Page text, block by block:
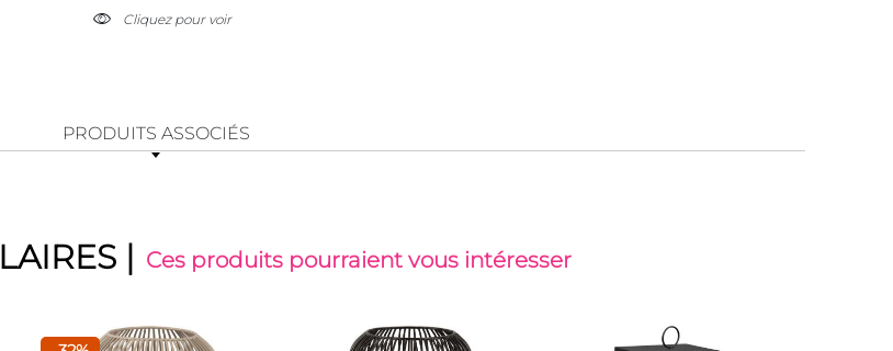
Cliquez pour voir
PRODUITS ASSOCIÉS
| Ces produits pourraient vous intéresser